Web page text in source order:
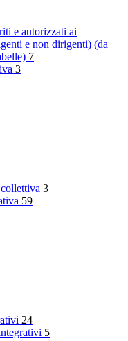
e autorizzati ai
e non dirigenti) (da
7
3
3
59
24
5